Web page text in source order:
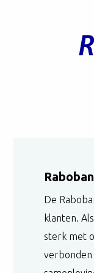
De
klanten.
sterk met
verbonden